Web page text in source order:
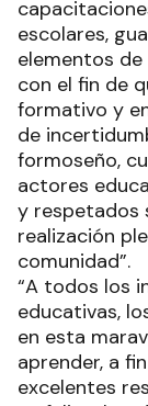
escolares,
elementos
con el fin de
formativo y
de
formoseño,
actores
y respetados
realización
comunidad”.
“A todos los
educativas,
en esta
aprender, a
excelentes